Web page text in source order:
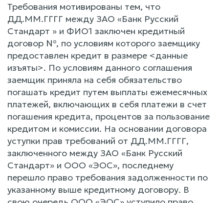
Требования мотивированы тем, что
ДД.ММ.ГГГГ между ЗАО «Банк Русский
Стандарт » и ФИО1 заключен кредитный
договор №, по условиям которого заемщику
предоставлен кредит в размере <данные
изъяты>. По условиям данного соглашения
заемщик приняла на себя обязательство
погашать кредит путем выплаты ежемесячных
платежей, включающих в себя платежи в счет
погашения кредита, процентов за пользование
кредитом и комиссии. На основании договора
уступки прав требований от ДД.ММ.ГГГГ,
заключенного между ЗАО «Банк Русский
Стандарт» и ООО «ЭОС», последнему
перешло право требования задолженности по
указанному выше кредитному договору. В